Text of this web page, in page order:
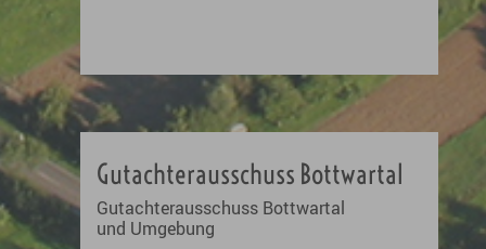
Gutachterausschuss Bottwartal
Gutachterausschuss Bottwartal
und Umgebung